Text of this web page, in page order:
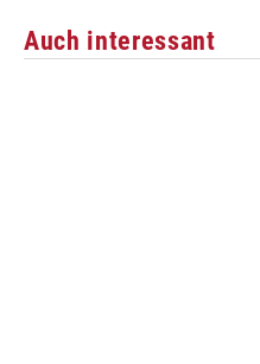
Auch interessant